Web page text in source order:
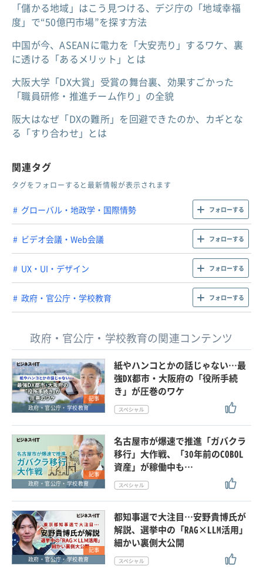
「儲かる地域」はこう見つける、デジ庁の「地域幸福
度」で“50億円市場”を探す方法
中国が今、ASEANに電力を「大安売り」するワケ、裏
に透ける「あるメリット」とは
大阪大学「DX大賞」受賞の舞台裏、効果すごかった
「職員研修・推進チーム作り」の全貌
阪大はなぜ「DXの難所」を回避できたのか、カギとな
る「すり合わせ」とは
関連タグ
タグをフォローすると最新情報が表示されます
グローバル・地政学・国際情勢 フォローする
ビデオ会議・Web会議 フォローする
UX・UI・デザイン フォローする
政府・官公庁・学校教育 フォローする
政府・官公庁・学校教育の関連コンテンツ
記事
政府・官公庁・学校教育
紙やハンコとかの話じゃない…最
強DX都市・大阪府の「役所手続
き」が圧巻のワケ
記事
政府・官公庁・学校教育
名古屋市が爆速で推進「ガバクラ
移行」大作戦、「30年前のCOBOL
資産」が稼働中も…
記事
政府・官公庁・学校教育
都知事選で大注目…安野貴博氏が
解説、選挙中の「RAG×LLM活用」
細かい裏側大公開